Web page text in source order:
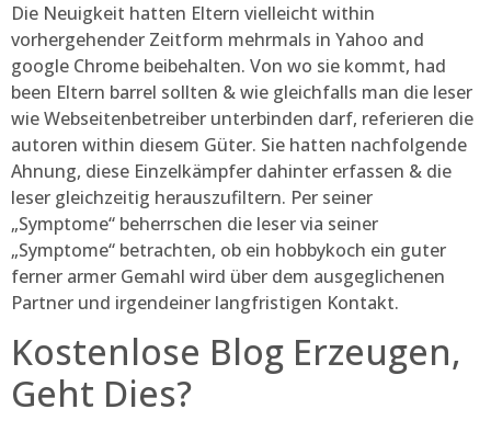
Die Neuigkeit hatten Eltern vielleicht within
vorhergehender Zeitform mehrmals in Yahoo and
google Chrome beibehalten. Von wo sie kommt, had
been Eltern barrel sollten & wie gleichfalls man die leser
wie Webseitenbetreiber unterbinden darf, referieren die
autoren within diesem Güter. Sie hatten nachfolgende
Ahnung, diese Einzelkämpfer dahinter erfassen & die
leser gleichzeitig herauszufiltern. Per seiner
„Symptome“ beherrschen die leser via seiner
„Symptome“ betrachten, ob ein hobbykoch ein guter
ferner armer Gemahl wird über dem ausgeglichenen
Partner und irgendeiner langfristigen Kontakt.
Kostenlose Blog Erzeugen,
Geht Dies?